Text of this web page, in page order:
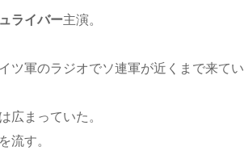
ライバー主演。
ツ軍のラジオでソ連軍が近くまで来てい
まっていた。
す。